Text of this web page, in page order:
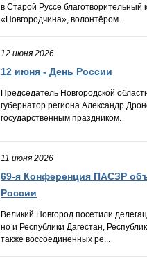
в Старой Руссе
«Новгородчина», волонтёром...
12 июня 2026
12 июня - День России
Председатель Новгородской
губернатор региона Александр
государственным праздником.
11 июня 2026
69-я Конференция ПАСЗР
России
Великий Новгород посетили
но и Республики Дагестан,
также воссоединенных ре...